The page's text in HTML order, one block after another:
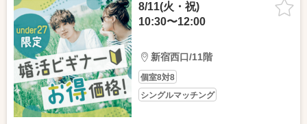
8/11(火・祝)
10:30〜12:00
新宿西口/11階
個室8対8
シングルマッチング